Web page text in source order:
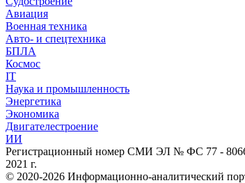
Авиация
Военная техника
Авто- и спецтехника
БПЛА
Космос
IT
Наука и промышленность
Энергетика
Экономика
Двигателестроение
ИИ
Регистрационный номер СМИ ЭЛ № ФС 77 - 80668
2021 г.
© 2020-2026 Информационно-аналитический